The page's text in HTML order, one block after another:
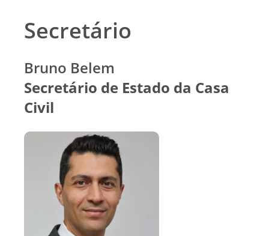
Secretário
Bruno Belem
Secretário de Estado da Casa
Civil